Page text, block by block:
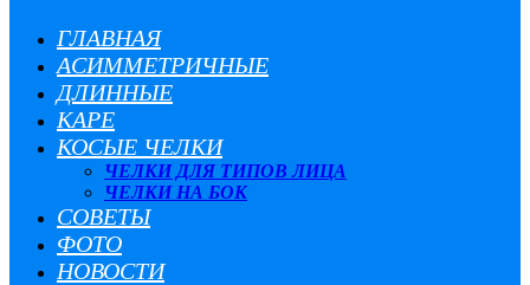
ГЛАВНАЯ
АСИММЕТРИЧНЫЕ
ДЛИННЫЕ
КАРЕ
КОСЫЕ ЧЕЛКИ
ЧЕЛКИ ДЛЯ ТИПОВ ЛИЦА
ЧЕЛКИ НА БОК
СОВЕТЫ
ФОТО
НОВОСТИ